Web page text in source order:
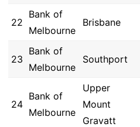
22
Bank of
Melbourne
Brisbane
23
Bank of
Melbourne
Southport
24
Bank of
Melbourne
Upper
Mount
Gravatt